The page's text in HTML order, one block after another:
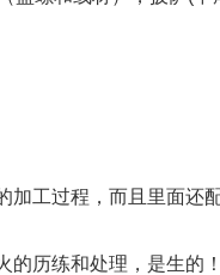
工过程，而且里面还
的历练和处理，是生的